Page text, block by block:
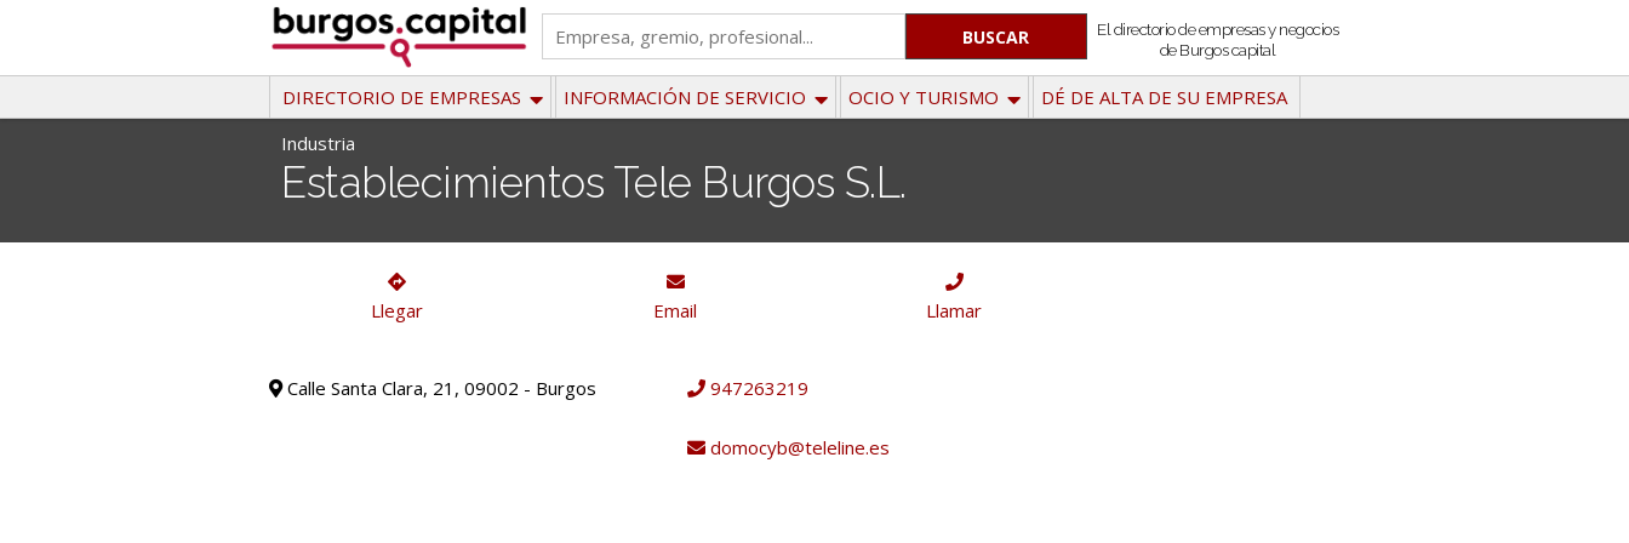
contenido
.
__('Search
for:')
'
El directorio de empresas y negocios
de Burgos capital
DIRECTORIO DE EMPRESAS INFORMACIÓN DE SERVICIO OCIO Y TURISMO
DÉ DE ALTA DE SU EMPRESA
Industria
Establecimientos Tele Burgos S.L.
Llegar Email Llamar
Calle Santa Clara, 21, 09002 - Burgos 947263219
domocyb@teleline.es